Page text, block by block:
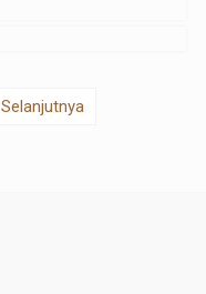
Selanjutnya